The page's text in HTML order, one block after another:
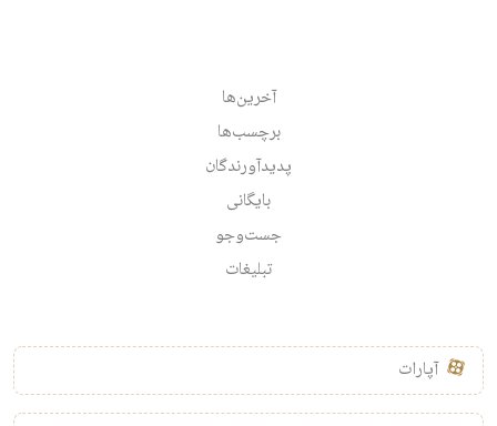
آخرین‌ها
برچسب‌ها
پدیدآورندگان
بایگانی
جست‌وجو
تبلیغات
آپارات